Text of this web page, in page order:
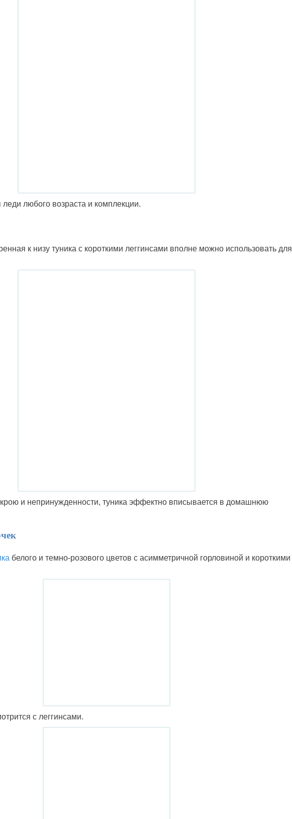
любого возраста и комплекции.
к низу туника с короткими леггинсами вполне можно использовать для
и непринужденности, туника эффектно вписывается в домашнюю
белого и темно-розового цветов с асимметричной горловиной и короткими
с леггинсами.